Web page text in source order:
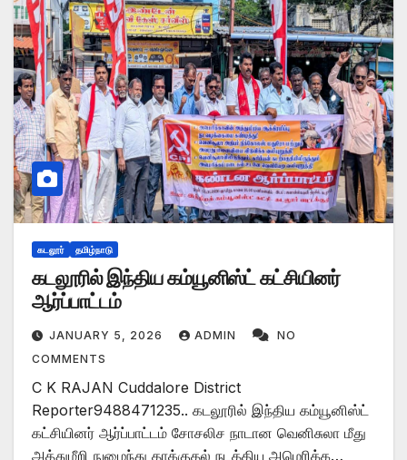
கடலூர் தமிழ்நாடு
கடலூரில் இந்திய கம்யூனிஸ்ட் கட்சியினர்
ஆர்ப்பாட்டம்
JANUARY 5, 2026 ADMIN
NO
COMMENTS
C K RAJAN Cuddalore District
Reporter9488471235.. கடலூரில் இந்திய கம்யூனிஸ்ட்
கட்சியினர் ஆர்ப்பாட்டம் சோசலிச நாடான வெனிசுலா மீது
அத்துமீறி நுழைந்து தாக்குதல் நடத்திய அமெரிக்க…